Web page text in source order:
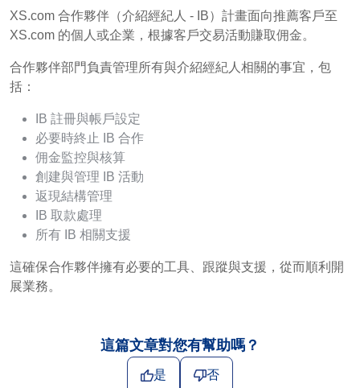
XS.com 合作夥伴（介紹經紀人 - IB）計畫面向推薦客戶至
XS.com 的個人或企業，根據客戶交易活動賺取佣金。
合作夥伴部門負責管理所有與介紹經紀人相關的事宜，包
括：
IB 註冊與帳戶設定
必要時終止 IB 合作
佣金監控與核算
創建與管理 IB 活動
返現結構管理
IB 取款處理
所有 IB 相關支援
這確保合作夥伴擁有必要的工具、跟蹤與支援，從而順利開
展業務。
這篇文章對您有幫助嗎？
是 否